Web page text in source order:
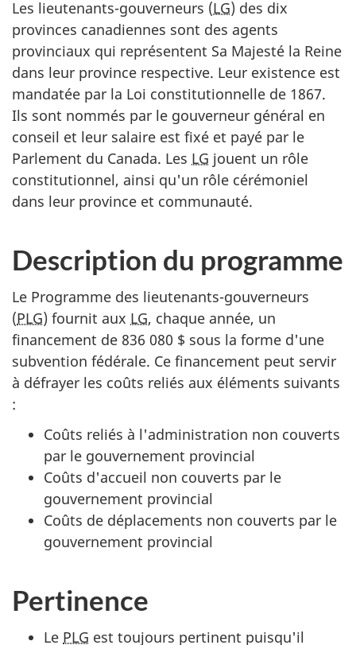
Les lieutenants-gouverneurs (LG) des dix
provinces canadiennes sont des agents
provinciaux qui représentent Sa Majesté la Reine
dans leur province respective. Leur existence est
mandatée par la Loi constitutionnelle de 1867.
Ils sont nommés par le gouverneur général en
conseil et leur salaire est fixé et payé par le
Parlement du Canada. Les LG jouent un rôle
constitutionnel, ainsi qu'un rôle cérémoniel
dans leur province et communauté.
Description du programme
Le Programme des lieutenants-gouverneurs
(PLG) fournit aux LG, chaque année, un
financement de 836 080 $ sous la forme d'une
subvention fédérale. Ce financement peut servir
à défrayer les coûts reliés aux éléments suivants
:
Coûts reliés à l'administration non couverts
par le gouvernement provincial
Coûts d'accueil non couverts par le
gouvernement provincial
Coûts de déplacements non couverts par le
gouvernement provincial
Pertinence
Le PLG est toujours pertinent puisqu'il